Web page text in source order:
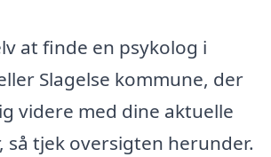
at finde en psykolog i
Slagelse kommune, der
videre med dine aktuelle
tjek oversigten herunder.